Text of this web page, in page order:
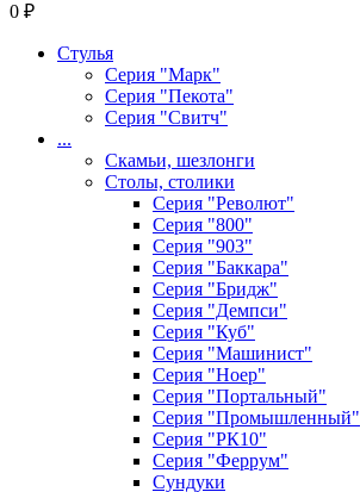
0 ₽
Стулья
Серия "Марк"
Серия "Пекота"
Серия "Свитч"
...
Скамьи, шезлонги
Столы, столики
Серия "Револют"
Серия "800"
Серия "903"
Серия "Баккара"
Серия "Бридж"
Серия "Демпси"
Серия "Куб"
Серия "Машинист"
Серия "Ноер"
Серия "Портальный"
Серия "Промышленный"
Серия "РК10"
Серия "Феррум"
Сундуки